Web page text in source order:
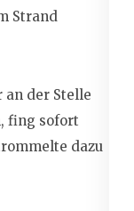
Strand
an der Stelle
fing sofort
dazu